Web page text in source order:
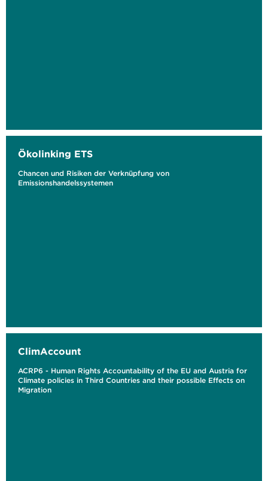
Ökolinking ETS
Chancen und Risiken der Verknüpfung von
Emissionshandelssystemen
ClimAccount
ACRP6 - Human Rights Accountability of the EU and Austria for
Climate policies in Third Countries and their possible Effects on
Migration